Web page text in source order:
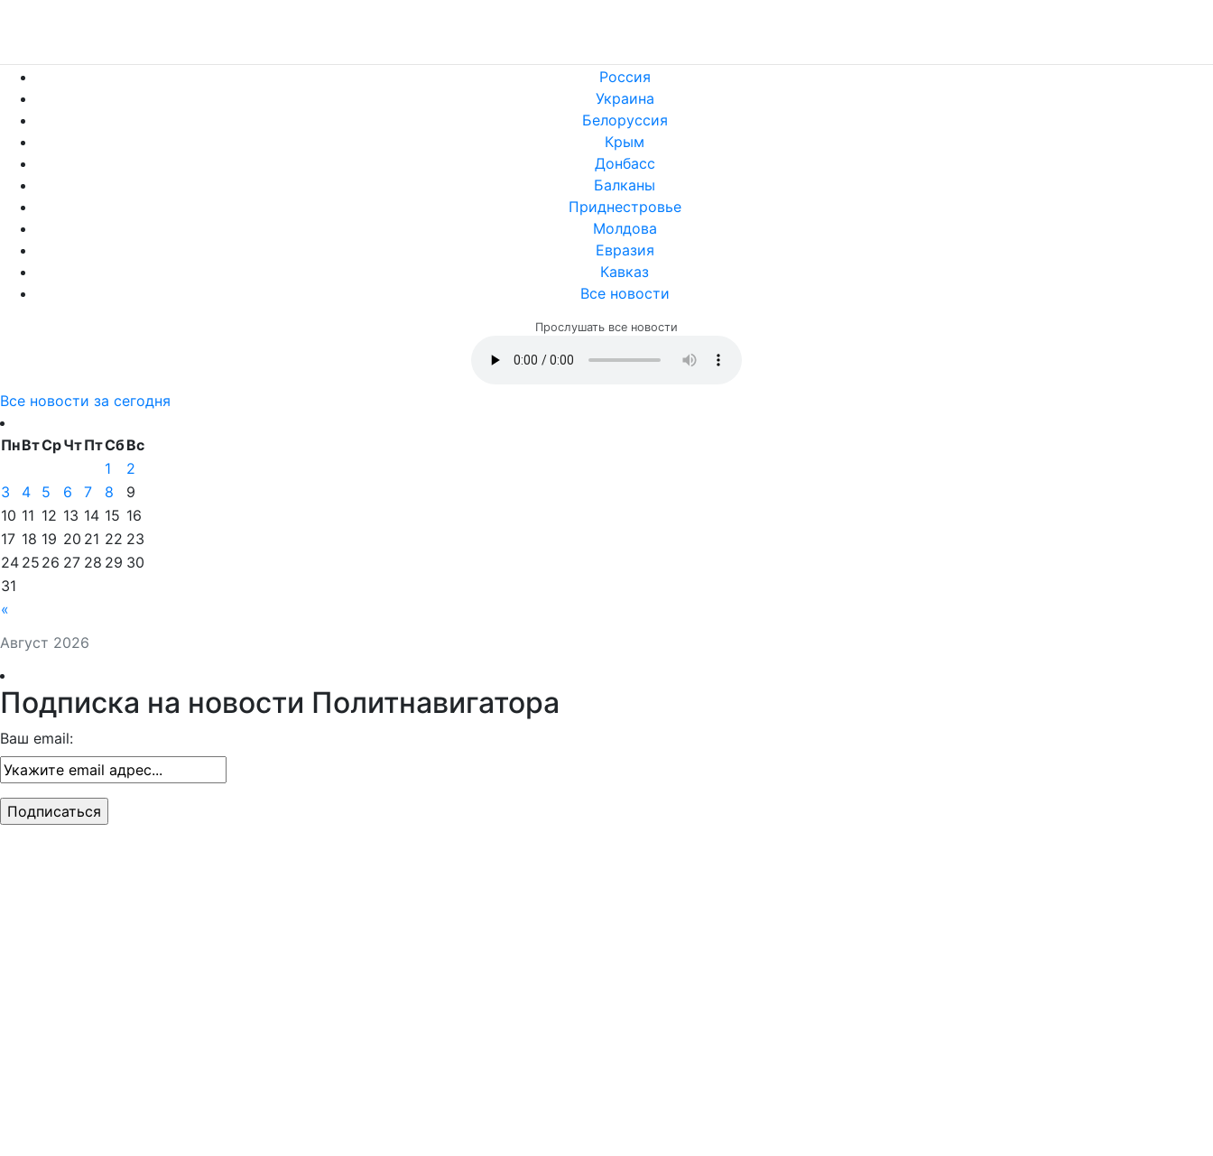
Россия
Украина
Белоруссия
Крым
Донбасс
Балканы
Приднестровье
Молдова
Евразия
Кавказ
Все новости
Прослушать все новости
Все новости за сегодня
Август 2026
ПнВтСрЧтПтСбВс
«
1
2
3
4 5 6 7 8
9
10 11 12 13 14 15 16
17 18 19 20 21 22 23
24 25 26 27 28 29 30
31
Подписка на новости Политнавигатора
Ваш email: